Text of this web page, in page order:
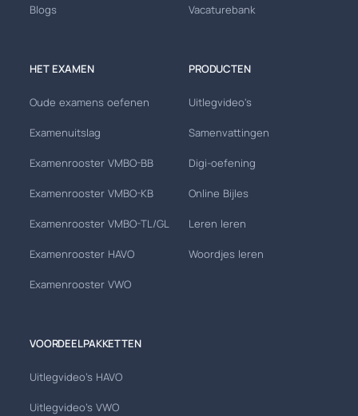
Blogs Vacaturebank
HET EXAMEN
Oude examens oefenen
Examenuitslag
Examenrooster VMBO-BB
Examenrooster VMBO-KB
Examenrooster VMBO-TL/GL
Examenrooster HAVO
Examenrooster VWO
PRODUCTEN
Uitlegvideo's
Samenvattingen
Digi-oefening
Online Bijles
Leren leren
Woordjes leren
VOORDEELPAKKETTEN
Uitlegvideo's HAVO
Uitlegvideo's VWO